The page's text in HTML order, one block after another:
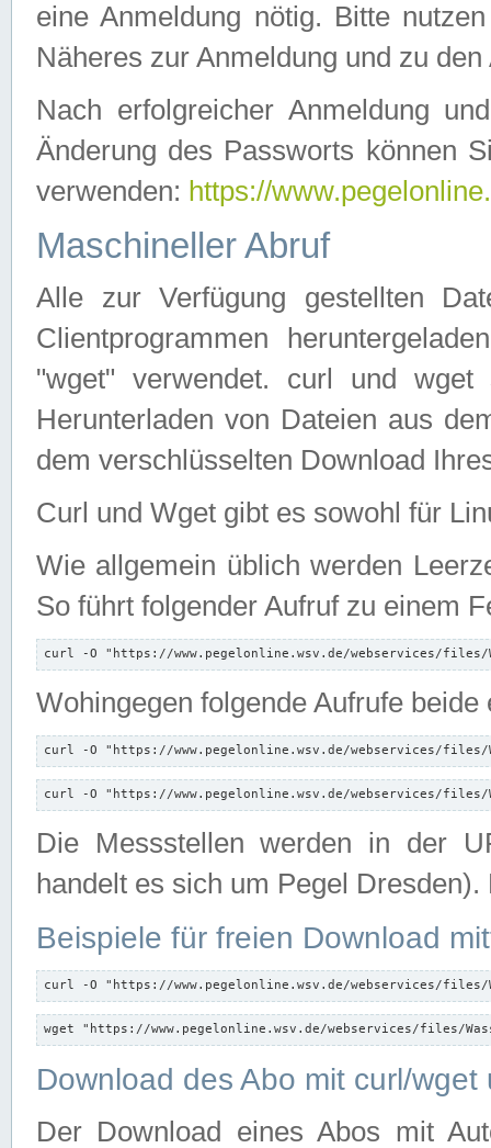
eine Anmeldung nötig. Bitte
Näheres zur Anmeldung und zu
Nach erfolgreicher Anmeldung
Änderung des Passworts können
verwenden: https://
Maschineller Abruf
Alle zur Verfügung gestellten
Clientprogrammen
"wget" verwendet. curl und wget
Herunterladen von Dateien aus
dem verschlüsselten Download
Curl und Wget gibt es sowohl für
Wie allgemein üblich werden
So führt folgender Aufruf zu einem
curl -O "https://www.pegelonline.wsv.de/webservices/files/
Wohingegen folgende Aufrufe beide
curl -O "https://www.pegelonline.wsv.de/webservices/files/
curl -O "https://www.pegelonline.wsv.de/webservices/files/
Die Messstellen werden in der
handelt es sich um Pegel
Beispiele für freien Download
curl -O "https://www.pegelonline.wsv.de/webservices/files/
wget "https://www.pegelonline.wsv.de/webservices/files/
Download des Abo mit curl/
Der Download eines Abos mit